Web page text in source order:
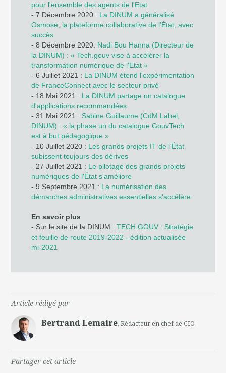
pour l'ensemble des agents de l'Etat
- 7 Décembre 2020 : La DINUM a généralisé
Osmose, la plateforme collaborative de l'État, avec
succès
- 8 Décembre 2020: Nadi Bou Hanna (Directeur de
la DINUM) : « Tech.gouv vise à accélérer la
transformation numérique de l'Etat »
- 6 Juillet 2021 : La DINUM étend l'expérimentation
de FranceConnect avec le secteur privé
- 18 Mai 2021 : La DINUM partage un catalogue
d'applications recommandées
- 31 Mai 2021 :Sabine Guillaume (CdM Label,
DINUM) : « la phase un du catalogue GouvTech
est à but pédagogique »
- 10 Juillet 2020 : Les grands projets IT de l'État
subissent toujours des dérives
- 27 Juillet 2021 : Le pilotage des grands projets
numériques de l'État s'améliore
- 9 Septembre 2021 : La numérisation des
démarches administratives essentielles s'accélère
En savoir plus
- Sur le site de la DINUM :TECH.GOUV : Stratégie
et feuille de route 2019-2022 - édition actualisée
mi-2021
Article rédigé par
Bertrand Lemaire, Rédacteur en chef de CIO
Partager cet article